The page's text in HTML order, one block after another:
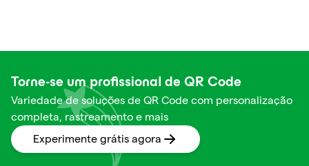
Torne-se um profissional de QR Code
Variedade de soluções de QR Code com personalização
completa, rastreamento e mais
Experimente grátis agora